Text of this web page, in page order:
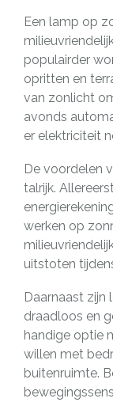
Een lamp op
populairder
opritten en
van zonlicht
avonds
er elektriciteit
De voordelen
talrijk.
werken op
uitstoten
Daarnaast zijn
draadloos en
handige optie
willen met
buitenruimte.